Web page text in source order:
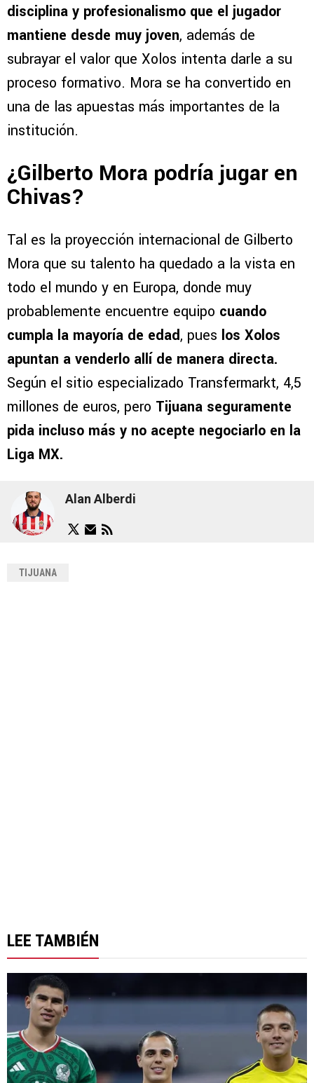
disciplina y profesionalismo que el jugador
mantiene desde muy joven, además de
subrayar el valor que Xolos intenta darle a su
proceso formativo. Mora se ha convertido en
una de las apuestas más importantes de la
institución.
¿Gilberto Mora podría jugar en
Chivas?
Tal es la proyección internacional de Gilberto
Mora que su talento ha quedado a la vista en
todo el mundo y en Europa, donde muy
probablemente encuentre equipo cuando
cumpla la mayoría de edad, pues los Xolos
apuntan a venderlo allí de manera directa.
Según el sitio especializado Transfermarkt, 4,5
millones de euros, pero Tijuana seguramente
pida incluso más y no acepte negociarlo en la
Liga MX.
Alan Alberdi
TIJUANA
LEE TAMBIÉN